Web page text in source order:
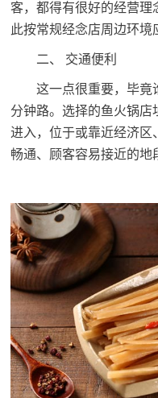
客，都得有很好的经营
此按常规经念店周边环境
二、 交通便利
这一点很重要，毕竟
分钟路。选择的鱼火锅
进入，位于或靠近经济
畅通、顾客容易接近的地